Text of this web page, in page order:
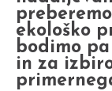
ekološko
bodimo
in za